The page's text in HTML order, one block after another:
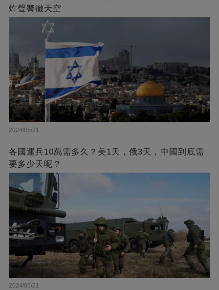
炸聲響徹天空
2024/05/21
各國運兵10萬需多久？美1天，俄3天，中國到底需
要多少天呢？
2024/05/21